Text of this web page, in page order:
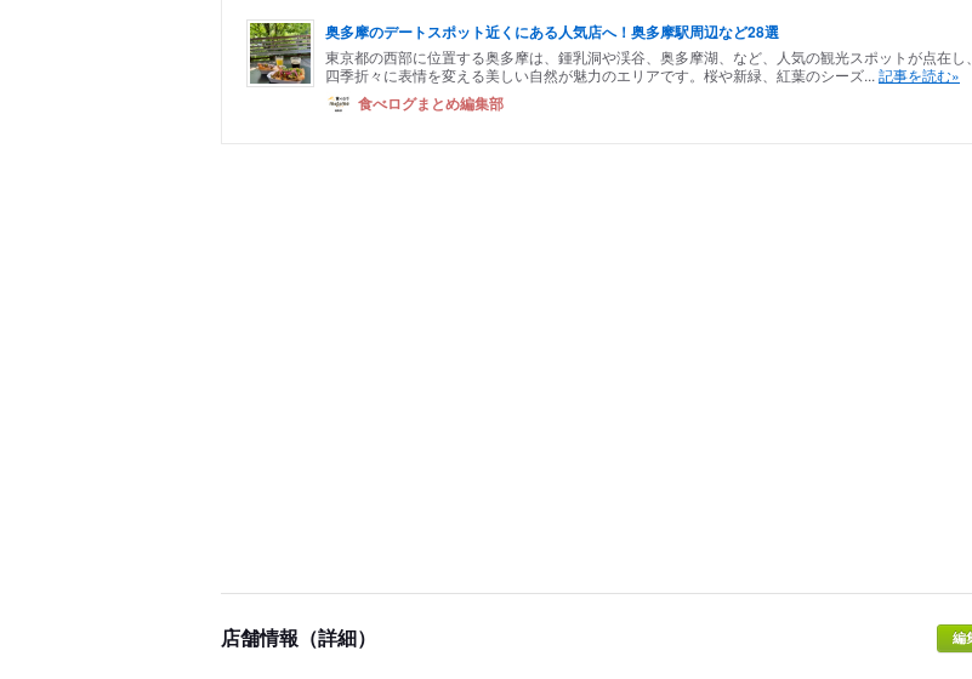
奥多摩のデートスポット近くにある人気店へ！奥多摩駅周辺など28選
東京都の西部に位置する奥多摩は、鍾乳洞や渓谷、奥多摩湖、など、人気の観光スポットが点在し、
四季折々に表情を変える美しい自然が魅力のエリアです。桜や新緑、紅葉のシーズ... 記事を読む»
食べログまとめ編集部
店舗情報（詳細）